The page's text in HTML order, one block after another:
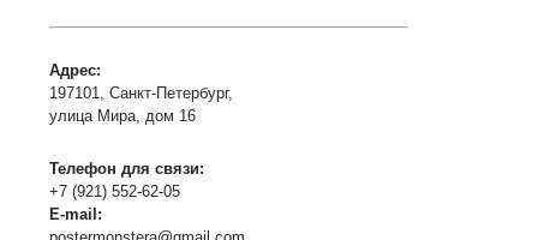
Адрес:
197101, Санкт-Петербург,
улица Мира, дом 16
Телефон для связи:
+7 (921) 552-62-05
E-mail: